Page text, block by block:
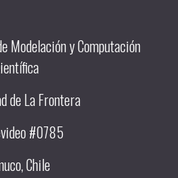
Modelación y Computación
de La Frontera
#0785
Chile